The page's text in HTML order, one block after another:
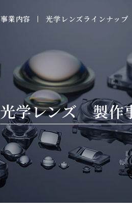
事業内容 光学レンズラインナップ
光学レンズ 製作